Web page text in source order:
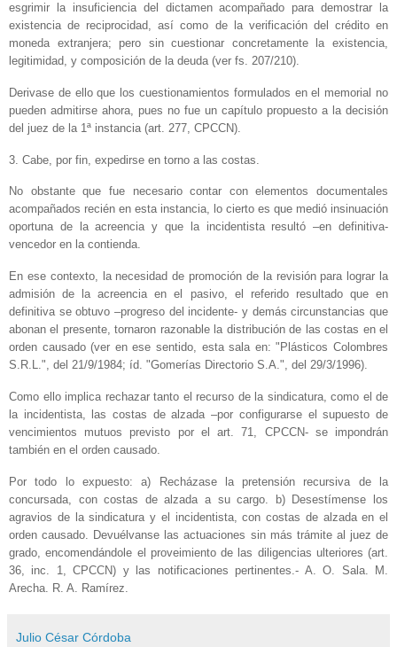
esgrimir la insuficiencia del dictamen acompañado para demostrar la
existencia de reciprocidad, así como de la verificación del crédito en
moneda extranjera; pero sin cuestionar concretamente la existencia,
legitimidad, y composición de la deuda (ver fs. 207/210).
Derivase de ello que los cuestionamientos formulados en el memorial no
pueden admitirse ahora, pues no fue un capítulo propuesto a la decisión
del juez de la 1ª instancia (art. 277, CPCCN).
3. Cabe, por fin, expedirse en torno a las costas.
No obstante que fue necesario contar con elementos documentales
acompañados recién en esta instancia, lo cierto es que medió insinuación
oportuna de la acreencia y que la incidentista resultó –en definitiva‑
vencedor en la contienda.
En ese contexto, la necesidad de promoción de la revisión para lograr la
admisión de la acreencia en el pasivo, el referido resultado que en
definitiva se obtuvo –progreso del incidente‑ y demás circunstancias que
abonan el presente, tornaron razonable la distribución de las costas en el
orden causado (ver en ese sentido, esta sala en: "Plásticos Colombres
S.R.L.", del 21/9/1984; íd. "Gomerías Directorio S.A.", del 29/3/1996).
Como ello implica rechazar tanto el recurso de la sindicatura, como el de
la incidentista, las costas de alzada –por configurarse el supuesto de
vencimientos mutuos previsto por el art. 71, CPCCN‑ se impondrán
también en el orden causado.
Por todo lo expuesto: a) Recházase la pretensión recursiva de la
concursada, con costas de alzada a su cargo. b) Desestímense los
agravios de la sindicatura y el incidentista, con costas de alzada en el
orden causado. Devuélvanse las actuaciones sin más trámite al juez de
grado, encomendándole el proveimiento de las diligencias ulteriores (art.
36, inc. 1, CPCCN) y las notificaciones pertinentes.‑ A. O. Sala. M.
Arecha. R. A. Ramírez.
Julio César Córdoba